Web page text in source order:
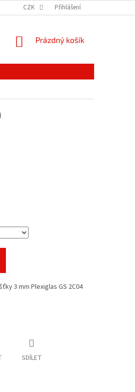
NOVINKY
CZK Přihlášení
NÁKUPNÍ
Prázdný košík
3 mm Plexiglas GS 2C04
SDÍLET